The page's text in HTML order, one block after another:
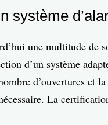
système
une multitude de
d’un système
d’ouvertures et
La